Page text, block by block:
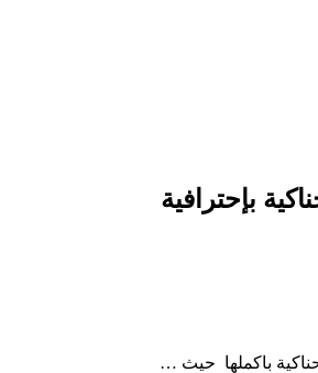
بإحترافية
باكملها حيث …